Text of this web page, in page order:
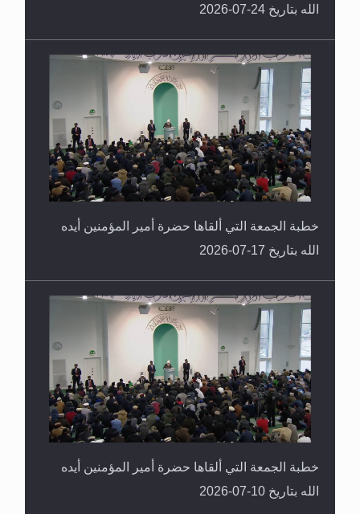
الله بتاريخ 24-07-2026
خطبة الجمعة التي ألقاها حضرة أمير المؤمنين أيده
الله بتاريخ 17-07-2026
خطبة الجمعة التي ألقاها حضرة أمير المؤمنين أيده
الله بتاريخ 10-07-2026